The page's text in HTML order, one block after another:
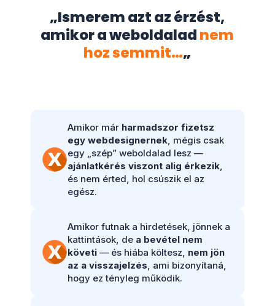
„Ismerem azt az érzést,
amikor a weboldaladnem
hoz semmit…„
Amikor már harmadszor fizetsz
egy webdesignernek, mégis csak
egy „szép” weboldalad lesz —
ajánlatkérés viszont alig érkezik,
és nem érted, hol csúszik el az
egész.
Amikor futnak a hirdetések, jönnek a
kattintások, de a bevétel nem
követi— és hiába költesz, nem jön
az a visszajelzés, ami bizonyítaná,
hogy ez tényleg működik.